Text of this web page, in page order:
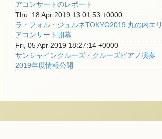
アコンサートのレポート
Thu, 18 Apr 2019 13:01:53 +0000
ラ・フォル・ジュルネTOKYO2019 丸の内エリ
アコンサート開幕
Fri, 05 Apr 2019 18:27:14 +0000
サンシャインクルーズ・クルーズピアノ演奏
2019年度情報公開